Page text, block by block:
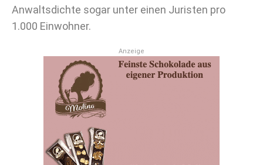
Anwaltsdichte sogar unter einen Juristen pro
1.000 Einwohner.
Anzeige